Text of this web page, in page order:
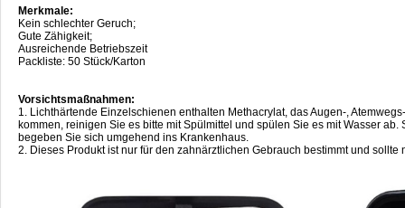
Merkmale:
Kein schlechter Geruch;
Gute Zähigkeit;
Ausreichende Betriebszeit
Packliste: 50 Stück/Karton
Vorsichtsmaßnahmen:
1. Lichthärtende Einzelschienen enthalten Methacrylat, das Augen-,
kommen, reinigen Sie es bitte mit Spülmittel und spülen Sie es mit Wasser
begeben Sie sich umgehend ins Krankenhaus.
2. Dieses Produkt ist nur für den zahnärztlichen Gebrauch bestimmt und